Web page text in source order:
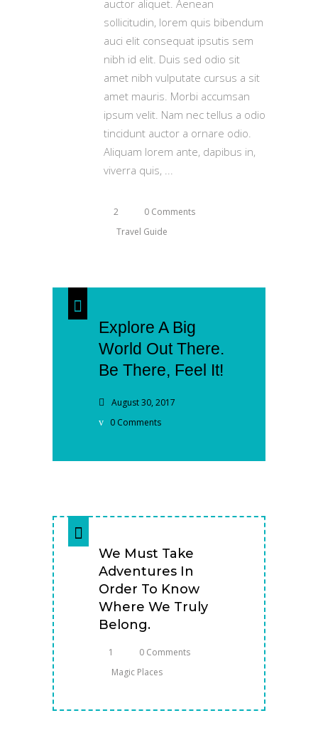
auctor aliquet. Aenean
sollicitudin, lorem quis bibendum
auci elit consequat ipsutis sem
nibh id elit. Duis sed odio sit
amet nibh vulputate cursus a sit
amet mauris. Morbi accumsan
ipsum velit. Nam nec tellus a odio
tincidunt auctor a ornare odio.
Aliquam lorem ante, dapibus in,
viverra quis,
2
0 Comments
Travel Guide
Explore A Big
World Out There.
Be There, Feel It!
August 30, 2017
0 Comments
We Must Take
Adventures In
Order To Know
Where We Truly
Belong.
1
0 Comments
Magic Places